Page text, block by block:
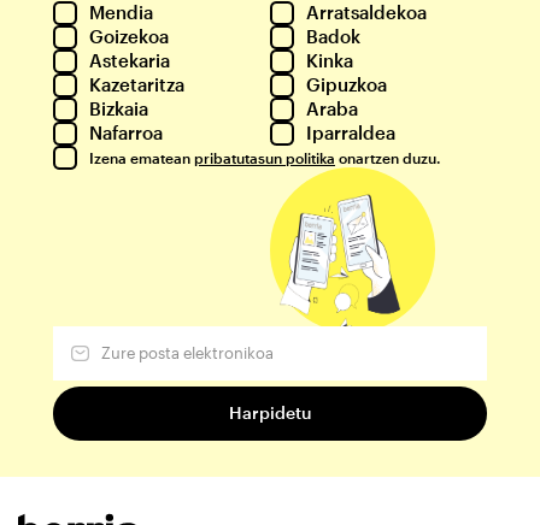
Mendia
Arratsaldekoa
Goizekoa
Badok
Astekaria
Kinka
Kazetaritza
Gipuzkoa
Bizkaia
Araba
Nafarroa
Iparraldea
Izena ematean pribatutasun politika onartzen duzu.